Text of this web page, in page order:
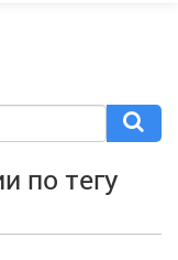
по тегу